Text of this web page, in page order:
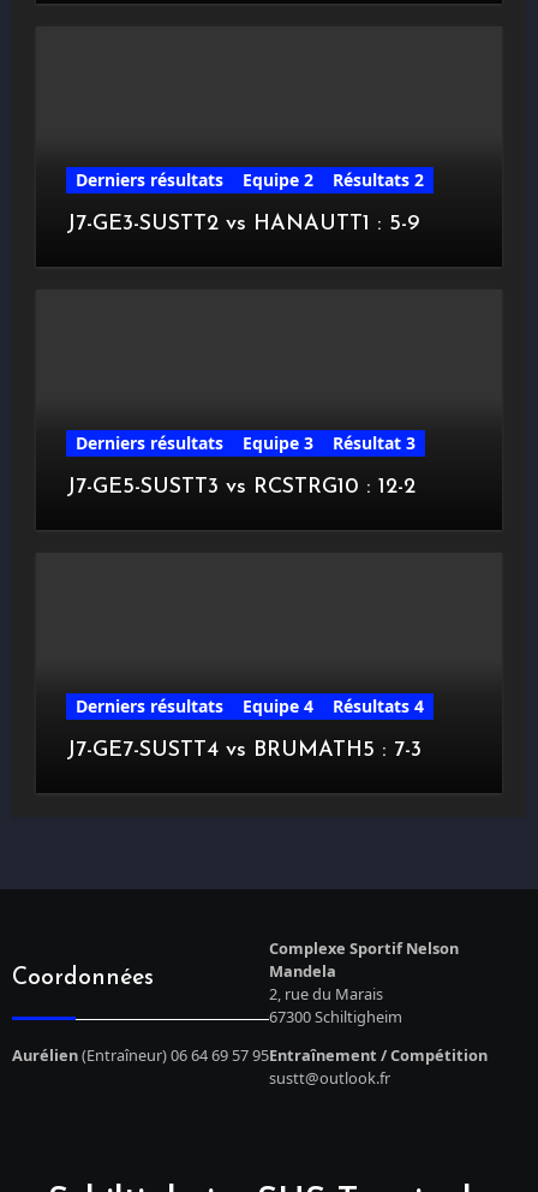
Derniers résultats Equipe 2
Résultats 2
J7-GE3-SUSTT2 vs HANAUTT1 : 5-9
Derniers résultats Equipe 3
Résultat 3
J7-GE5-SUSTT3 vs RCSTRG10 : 12-2
Derniers résultats Equipe 4
Résultats 4
J7-GE7-SUSTT4 vs BRUMATH5 : 7-3
Coordonnées
Complexe Sportif Nelson
Mandela
2, rue du Marais
67300 Schiltigheim
Aurélien(Entraîneur) 06 64 69 57 95Entraînement / Compétition
sustt@outlook.fr